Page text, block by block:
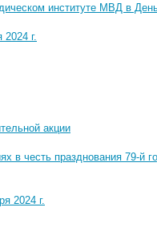
институте МВД в
г.
акции
в честь празднования 79-й
2024 г.